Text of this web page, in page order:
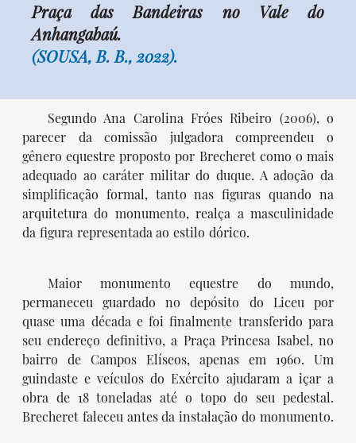
Praça das Bandeiras no Vale do
Anhangabaú.
(SOUSA, B. B., 2022).
Segundo Ana Carolina Fróes Ribeiro (2006), o
parecer da comissão julgadora compreendeu o
gênero equestre proposto por Brecheret como o mais
adequado ao caráter militar do duque. A adoção da
simplificação formal, tanto nas figuras quando na
arquitetura do monumento, realça a masculinidade
da figura representada ao estilo dórico.
Maior monumento equestre do mundo,
permaneceu guardado no depósito do Liceu por
quase uma década e foi finalmente transferido para
seu endereço definitivo, a Praça Princesa Isabel, no
bairro de Campos Elíseos, apenas em 1960. Um
guindaste e veículos do Exército ajudaram a içar a
obra de 18 toneladas até o topo do seu pedestal.
Brecheret faleceu antes da instalação do monumento.